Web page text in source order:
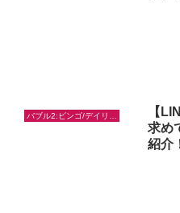
【
求め
紹介